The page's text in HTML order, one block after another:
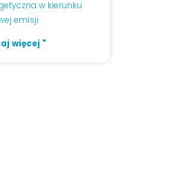
w kierunku
emisji
więcej "